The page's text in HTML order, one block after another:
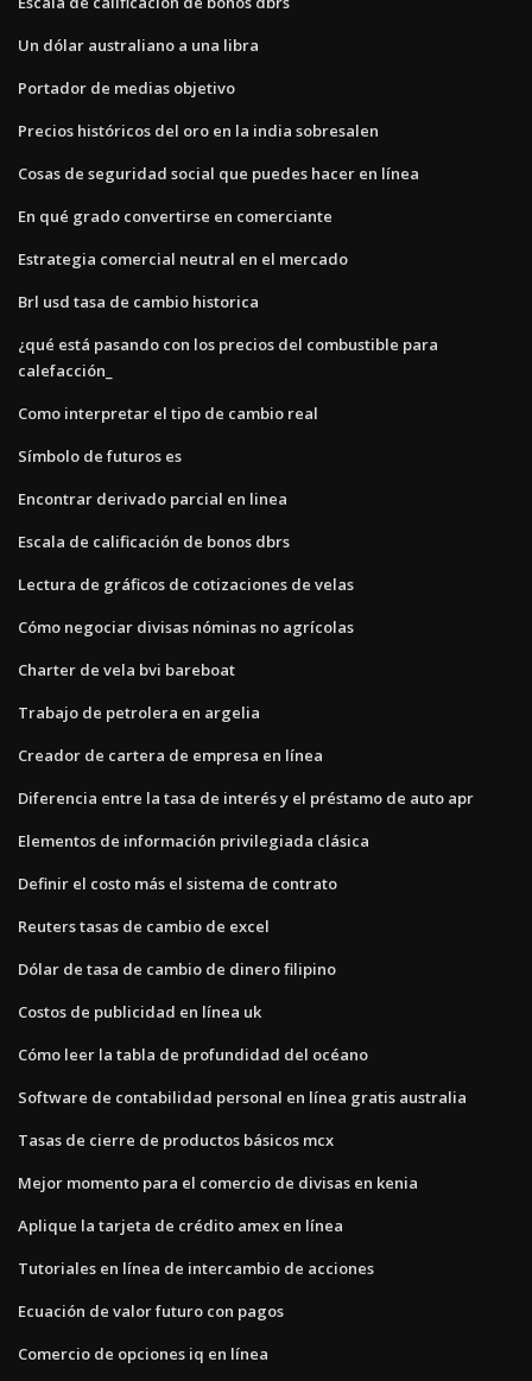
Un dólar australiano a una libra
Portador de medias objetivo
Precios históricos del oro en la india sobresalen
Cosas de seguridad social que puedes hacer en línea
En qué grado convertirse en comerciante
Estrategia comercial neutral en el mercado
Brl usd tasa de cambio historica
¿qué está pasando con los precios del combustible para
calefacción_
Como interpretar el tipo de cambio real
Símbolo de futuros es
Encontrar derivado parcial en linea
Escala de calificación de bonos dbrs
Lectura de gráficos de cotizaciones de velas
Cómo negociar divisas nóminas no agrícolas
Charter de vela bvi bareboat
Trabajo de petrolera en argelia
Creador de cartera de empresa en línea
Diferencia entre la tasa de interés y el préstamo de auto apr
Elementos de información privilegiada clásica
Definir el costo más el sistema de contrato
Reuters tasas de cambio de excel
Dólar de tasa de cambio de dinero filipino
Costos de publicidad en línea uk
Cómo leer la tabla de profundidad del océano
Software de contabilidad personal en línea gratis australia
Tasas de cierre de productos básicos mcx
Mejor momento para el comercio de divisas en kenia
Aplique la tarjeta de crédito amex en línea
Tutoriales en línea de intercambio de acciones
Ecuación de valor futuro con pagos
Comercio de opciones iq en línea